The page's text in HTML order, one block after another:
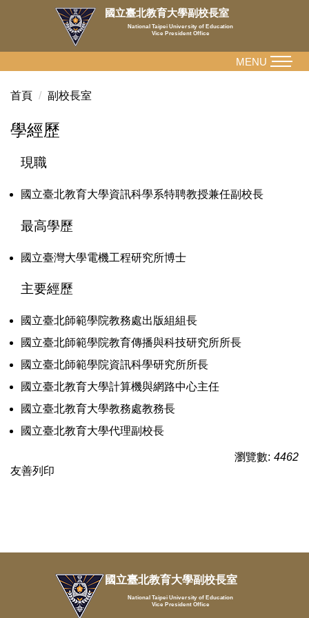
容
國立臺北教育大學副校長室
National Taipei University of Education
Vice President Office
MENU
首頁 副校長室
學經歷
現職
國立臺北教育大學資訊科學系特聘教授兼任副校長
最高學歷
國立臺灣大學電機工程研究所博士
主要經歷
國立臺北師範學院教務處出版組組長
國立臺北師範學院教育傳播與科技研究所所長
國立臺北師範學院資訊科學研究所所長
國立臺北教育大學計算機與網路中心主任
國立臺北教育大學教務處教務長
國立臺北教育大學代理副校長
瀏覽數: 4462
友善列印
國立臺北教育大學副校長室
National Taipei University of Education
Vice President Office